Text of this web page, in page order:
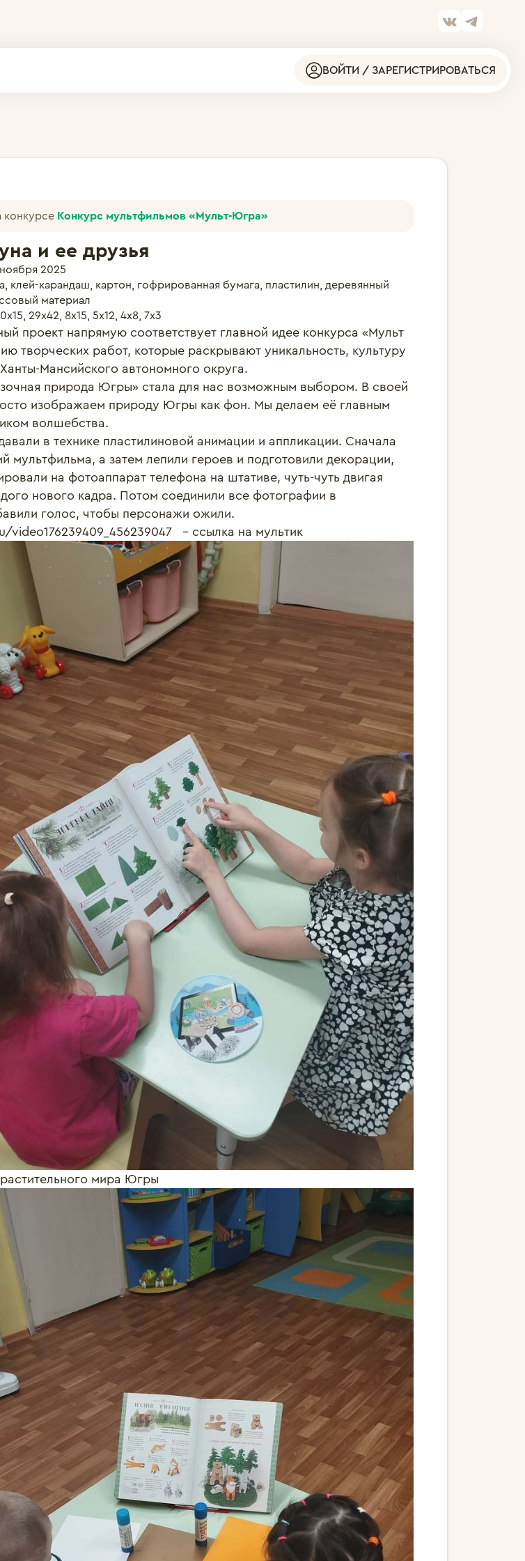
ВОЙТИ / ЗАРЕГИСТРИРОВАТЬСЯ
конкурсе Конкурс мультфильмов «Мульт-Югра»
и ее друзья
2025
клей-карандаш, картон, гофрированная бумага, пластилин, деревянный
материал
29х42, 8х15, 5х12, 4х8, 7х3
проект напрямую соответствует главной идее конкурса «Мульт
творческих работ, которые раскрывают уникальность, культуру
Мансийского автономного округа.
природа Югры» стала для нас возможным выбором. В своей
изображаем природу Югры как фон. Мы делаем её главным
волшебства.
в технике пластилиновой анимации и аппликации. Сначала
мультфильма, а затем лепили героев и подготовили декорации,
на фотоаппарат телефона на штативе, чуть-чуть двигая
нового кадра. Потом соединили все фотографии в
голос, чтобы персонажи ожили.
- ссылка на мультик
мира Югры